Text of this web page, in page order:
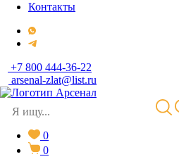
Контакты
+7 800 444-36-22
arsenal-zlat@list.ru
0
0